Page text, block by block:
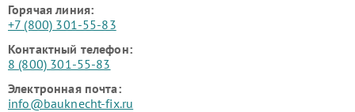
Горячая линия:
+7 (800) 301-55-83
Контактный телефон:
8 (800) 301-55-83
Электронная почта:
info@bauknecht-fix.ru